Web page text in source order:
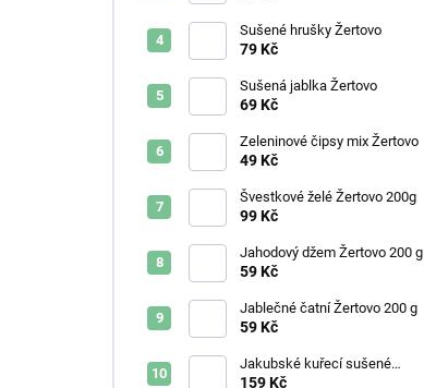
Sušené hrušky Žertovo
79 Kč
Sušená jablka Žertovo
69 Kč
Zeleninové čipsy mix Žertovo
49 Kč
Švestkové želé Žertovo 200g
99 Kč
Jahodový džem Žertovo 200 g
59 Kč
Jablečné čatní Žertovo 200 g
59 Kč
Jakubské kuřecí sušené
maso - natural
159 Kč